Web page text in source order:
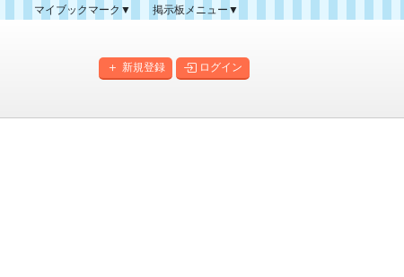
マイブックマーク▼
掲示板メニュー▼
掲示板マップ
新規登録 ログイン